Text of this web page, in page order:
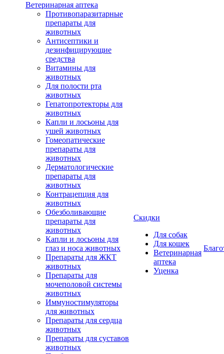
Ветеринарная аптека
Противопаразитарные
препараты для
животных
Антисептики и
дезинфицирующие
средства
Витамины для
животных
Для полости рта
животных
Гепатопротекторы для
животных
Капли и лосьоны для
ушей животных
Гомеопатические
препараты для
животных
Дерматологические
препараты для
животных
Контрацепция для
животных
Обезболивающие
препараты для
животных
Капли и лосьоны для
глаз и носа животных
Препараты для ЖКТ
животных
Препараты для
мочеполовой системы
животных
Иммуностимуляторы
для животных
Препараты для сердца
животных
Препараты для суставов
животных
Скидки
Для собак
Для кошек
Ветеринарная
аптека
Уценка